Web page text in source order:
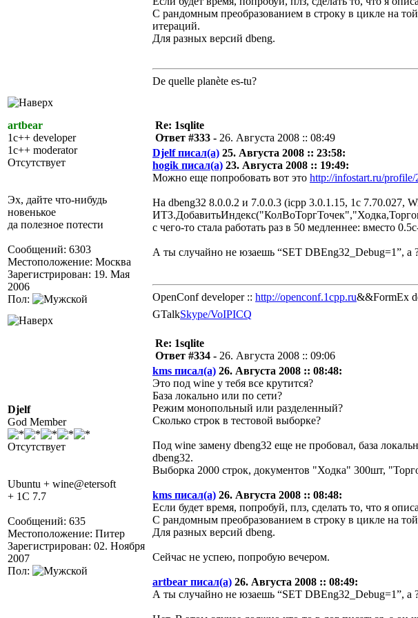
С рандомным преобразованием в строку в цикле на
итераций.
Для разных версий dbeng.
De quelle planète es-tu?
artbear
1c++ developer
1c++ moderator
Отсутствует
Эх, дайте что-нибудь
новенькое
да полезное потести
Сообщений: 6303
Местоположение: Москва
Зарегистрирован: 19. Мая
2006
Пол:
Re: 1sqlite
Ответ #333 - 26. Августа 2008 :: 08:49
Djelf писал(а) 25. Августа 2008 :: 23:58:
hogik писал(а) 23. Августа 2008 :: 19:49:
Можно еще попробовать вот это http://infostart.ru/profile/
На dbeng32 8.0.0.2 и 7.0.0.3 (icpp 3.0.1.15, 1c 7.70.027,
с чего-то стала работать раз в 50 медленнее: вместо
А ты случайно не юзаешь “SET DBEng32_Debug=1”, а
OpenConf developer :: http://openconf.1cpp.ru&&FormEx
GTalkSkype/VoIPICQ
Djelf
God Member
Отсутствует
Ubuntu + wine@etersoft
+ 1C 7.7
Сообщений: 635
Местоположение: Питер
Зарегистрирован: 02. Ноября
2007
Пол:
Re: 1sqlite
Ответ #334 - 26. Августа 2008 :: 09:06
kms писал(а) 26. Августа 2008 :: 08:48:
Это под wine у тебя все крутится?
База локально или по сети?
Режим монопольный или разделенный?
Сколько строк в тестовой выборке?
Под wine замену dbeng32 еще не пробовал, база
dbeng32.
Выборка 2000 строк, документов "Ходка" 300шт,
kms писал(а) 26. Августа 2008 :: 08:48:
Если будет время, попробуй, плз, сделать то, что я
С рандомным преобразованием в строку в цикле на
Для разных версий dbeng.
Сейчас не успею, попробую вечером.
artbear писал(а) 26. Августа 2008 :: 08:49:
А ты случайно не юзаешь “SET DBEng32_Debug=1”, а